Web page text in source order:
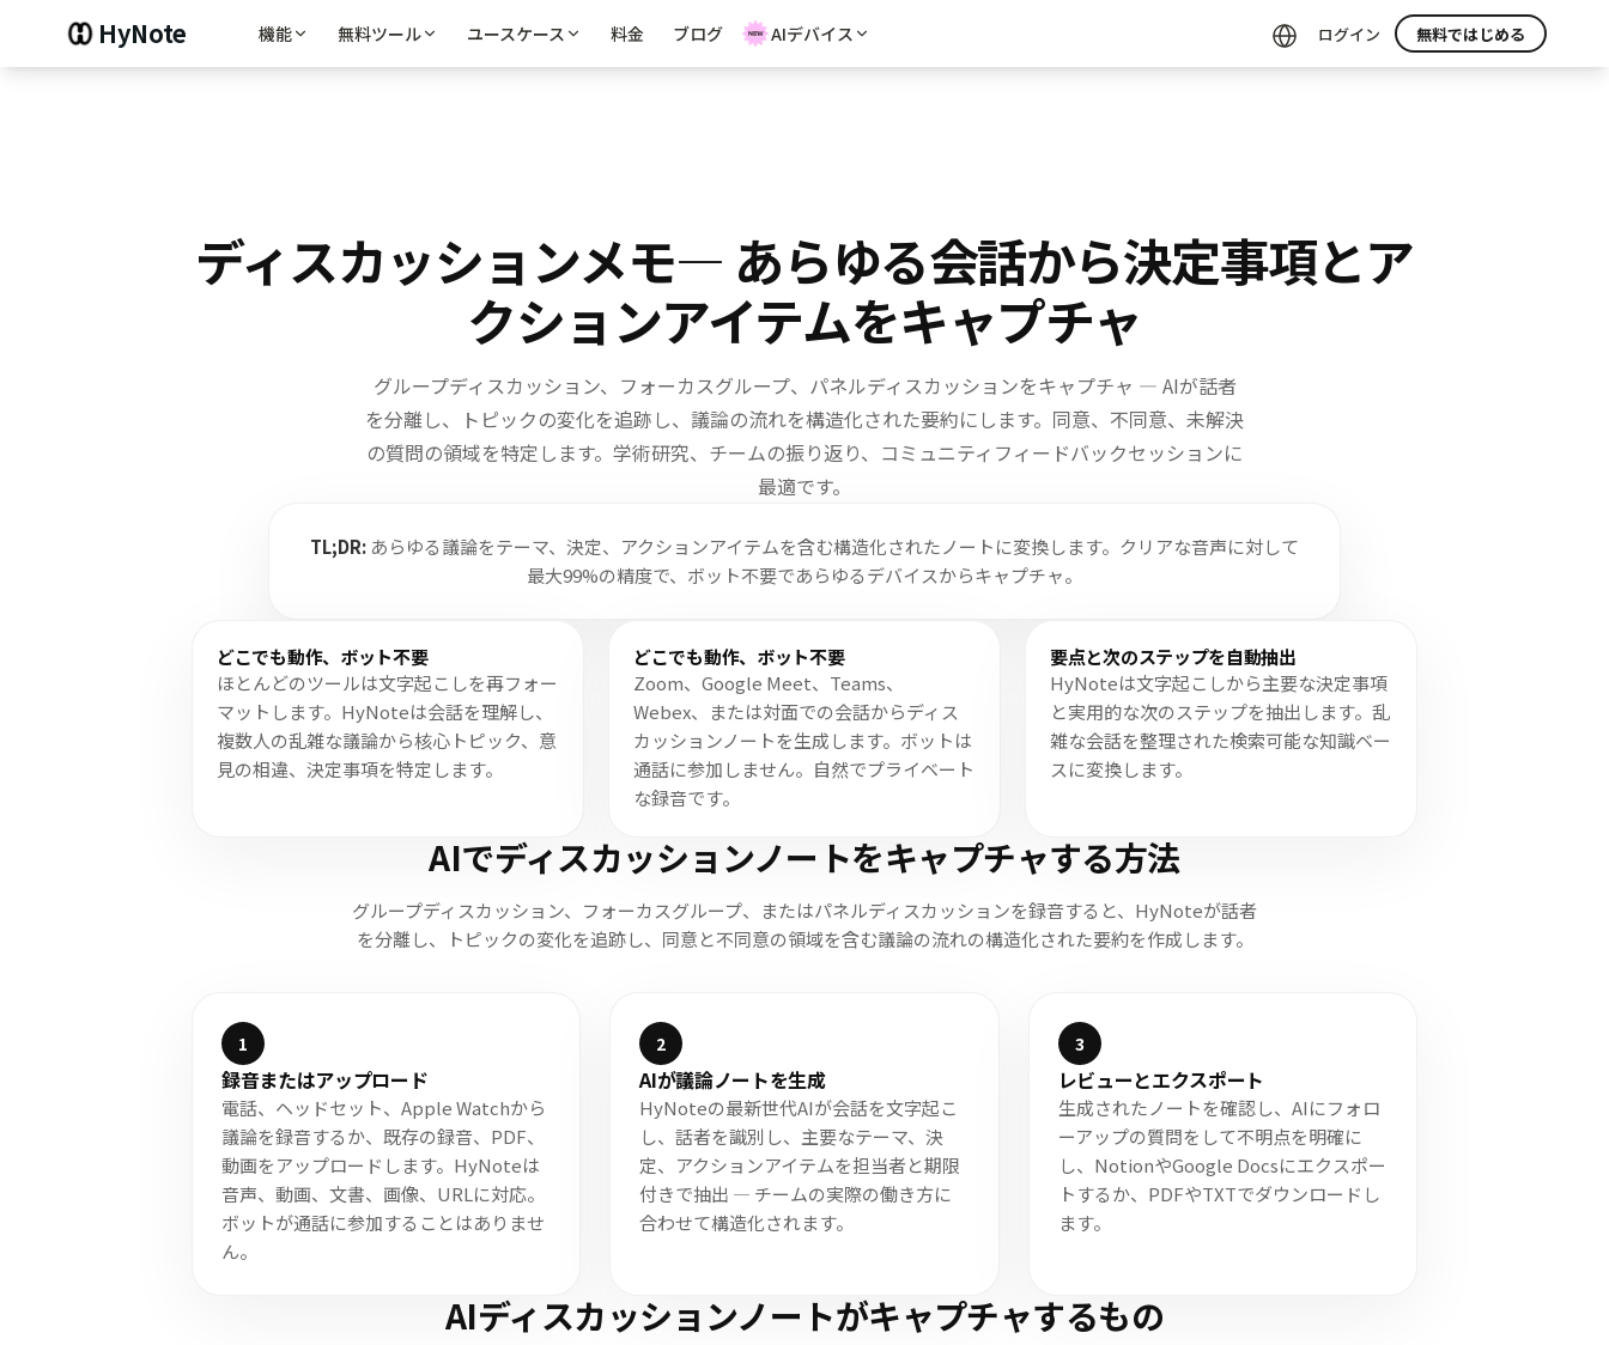
HyNote 機能 無料ツール ユースケース 料金 ブログ AIデバイス ログイン 無料ではじめる
ディスカッションメモ— あらゆる会話から決定事項とア
クションアイテムをキャプチャ
グループディスカッション、フォーカスグループ、パネルディスカッションをキャプチャ — AIが話者
を分離し、
トピックの変化を追跡し、議論の流れを構造化された要約にします。 同意、不同意、未解決
の質問の領域を特定します。 学術研究、チームの振り返り、コミュニティフィードバックセッションに
最適です。
TL;DR: あらゆる議論をテーマ、決定、アクションアイテムを含む構造化されたノートに変換します。クリアな音声に対して
最大99%の精度で、ボット不要であらゆるデバイスからキャプチャ。
どこでも動作、ボット不要
ほとんどのツールは文字起こしを再フォー
マットします。HyNoteは会話を理解し、
複数人の乱雑な議論から核心トピック、意
見の相違、決定事項を特定します。
どこでも動作、ボット不要
Zoom、Google Meet、Teams、
Webex、または対面での会話からディス
カッションノートを生成します。ボットは
通話に参加しません。自然でプライベート
な録音です。
要点と次のステップを自動抽出
HyNoteは文字起こしから主要な決定事項
と実用的な次のステップを抽出します。乱
雑な会話を整理された検索可能な知識ベー
スに変換します。
AIでディスカッションノートをキャプチャする方法
グループディスカッション、フォーカスグループ、またはパネルディスカッションを録音すると、HyNoteが話者
を分離し、トピックの変化を追跡し、同意と不同意の領域を含む議論の流れの構造化された要約を作成します。
1
録音またはアップロード
電話、ヘッドセット、Apple Watchから
議論を録音するか、既存の録音、PDF、
動画をアップロードします。HyNoteは
音声、動画、文書、画像、URLに対応。
ボットが通話に参加することはありませ
ん。
2
AIが議論ノートを生成
HyNoteの最新世代AIが会話を文字起こ
し、話者を識別し、主要なテーマ、決
定、アクションアイテムを担当者と期限
付きで抽出 — チームの実際の働き方に
合わせて構造化されます。
3
レビューとエクスポート
生成されたノートを確認し、AIにフォロ
ーアップの質問をして不明点を明確に
し、NotionやGoogle Docsにエクスポー
トするか、PDFやTXTでダウンロードし
ます。
AIディスカッションノートがキャプチャするもの